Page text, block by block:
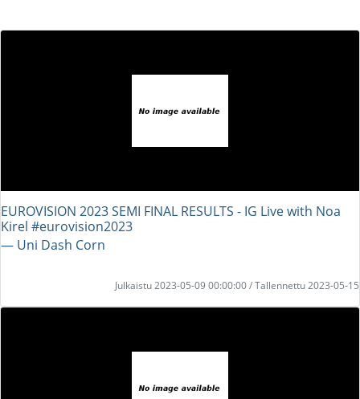
EUROVISION 2023 SEMI FINAL RESULTS - IG Live with Noa
Kirel #eurovision2023
― Uni Dash Corn
Julkaistu 2023-05-09 00:00:00 / Tallennettu 2023-05-15